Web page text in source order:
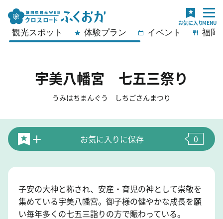
観光スポット 体験プラン イベント 福岡
宇美八幡宮 七五三祭り
うみはちまんぐう しちごさんまつり
お気に入りに保存 0
子安の大神と称され、安産・育児の神として崇敬を
集めている宇美八幡宮。御子様の健やかな成長を願
い毎年多くの七五三詣りの方で賑わっている。